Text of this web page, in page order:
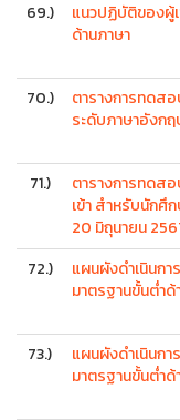
69.)
แนวปฏิบัติของผู้
ด้านภาษา
70.)
ตารางการทดส
ระดับภาษาอังกฤ
71.)
ตารางการทดส
เข้า สำหรับนักศึ
20 มิถุนายน
72.)
แผนผังดำเนินก
มาตรฐานขั้นต่ำด้
73.)
แผนผังดำเนินก
มาตรฐานขั้นต่ำด้